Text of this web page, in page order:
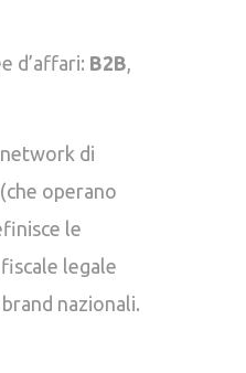
d’affari: B2B,
di
operano
le
legale
nazionali.